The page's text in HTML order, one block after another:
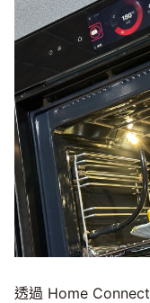
透過 Home